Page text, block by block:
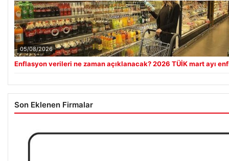
05/08/2026
Enflasyon verileri ne zaman açıklanacak? 2026 TÜİK mart ayı
Son Eklenen Firmalar